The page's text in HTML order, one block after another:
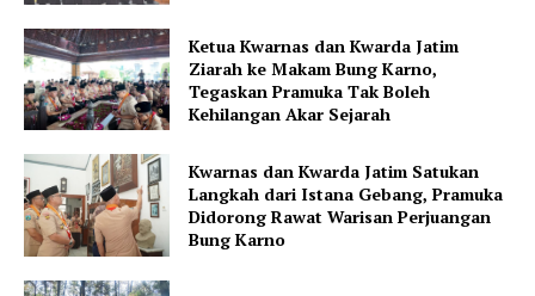
Ketua Kwarnas dan Kwarda Jatim
Ziarah ke Makam Bung Karno,
Tegaskan Pramuka Tak Boleh
Kehilangan Akar Sejarah
Kwarnas dan Kwarda Jatim Satukan
Langkah dari Istana Gebang, Pramuka
Didorong Rawat Warisan Perjuangan
Bung Karno